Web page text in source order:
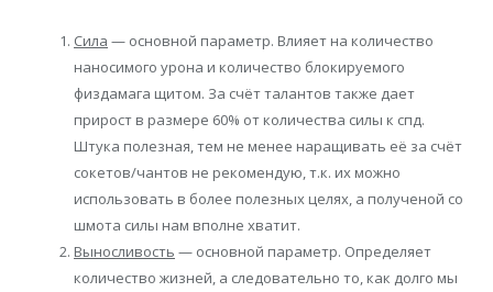
Сила — основной параметр. Влияет на количество
наносимого урона и количество блокируемого
физдамага щитом. За счёт талантов также дает
прирост в размере 60% от количества силы к спд.
Штука полезная, тем не менее наращивать её за счёт
сокетов/чантов не рекомендую, т.к. их можно
использовать в более полезных целях, а полученой со
шмота силы нам вполне хватит.
Выносливость — основной параметр. Определяет
количество жизней, а следовательно то, как долго мы